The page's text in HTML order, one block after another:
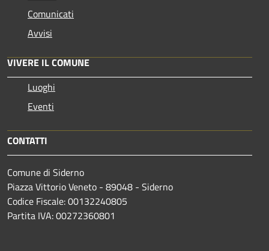
Comunicati
Avvisi
VIVERE IL COMUNE
Luoghi
Eventi
CONTATTI
Comune di Siderno
Piazza Vittorio Veneto - 89048 - Siderno
Codice Fiscale: 00132240805
Partita IVA: 00272360801